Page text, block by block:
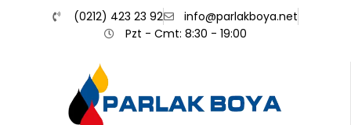
(0212) 423 23 92
info@parlakboya.net
Pzt - Cmt: 8:30 - 19:00